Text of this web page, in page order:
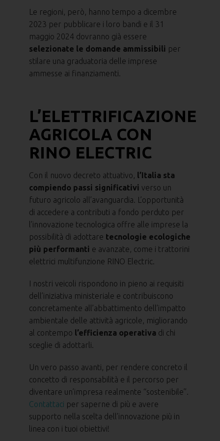
Le regioni, però, hanno tempo a dicembre
2023 per pubblicare i loro bandi e il 31
maggio 2024 dovranno già essere
selezionate le domande ammissibili per
stilare una graduatoria delle imprese
ammesse ai finanziamenti.
L’ELETTRIFICAZIONE
AGRICOLA CON
RINO ELECTRIC
Con il nuovo decreto attuativo, l’Italia sta
compiendo passi significativi verso un
futuro agricolo all’avanguardia. L’opportunità
di accedere a contributi a fondo perduto per
l’innovazione tecnologica offre alle imprese la
possibilità di adottare tecnologie ecologiche
più performanti e avanzate, come i trattorini
elettrici multifunzione RINO Electric.
I nostri veicoli rispondono in pieno ai requisiti
dell’iniziativa ministeriale e contribuiscono
concretamente all’abbattimento dell’impatto
ambientale delle attività agricole, migliorando
al contempo l’efficienza operativa di chi
sceglie di adottarli.
Un vero passo avanti, per rendere concreto il
concetto di responsabilità e il percorso per
diventare un’impresa realmente “sostenibile”.
Contattaci per saperne di più e avere
supporto nella scelta dell’innovazione più in
linea con i tuoi obiettivi!